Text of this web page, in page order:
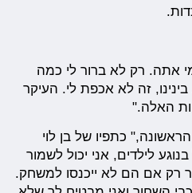
אתה. רק לא ברור לי כמה
זה לא אכפת לי. העיקר
האלה."
כתפיו של בן לוי
לילדים, אני יכול לשמור
רק אם הם לא ייכנסו למשחק.